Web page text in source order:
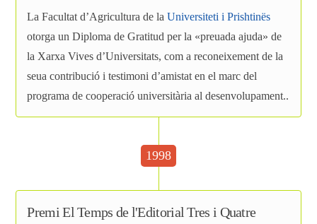
La Facultat d’Agricultura de laUniversiteti i Prishtinës
otorga un Diploma de Gratitud per la «preuada ajuda» de
la Xarxa Vives d’Universitats, com a reconeixement de la
seua contribució i testimoni d’amistat en el marc del
programa de cooperació universitària al desenvolupament..
1998
Premi El Temps de l'Editorial Tres i Quatre